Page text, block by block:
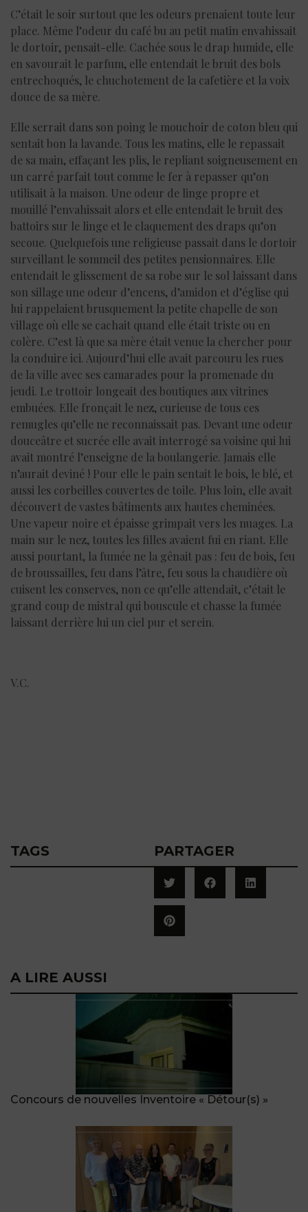
C’était le soir surtout que les odeurs prenaient toute leur
place. Même l’odeur du café bu au petit matin envahissait
le dortoir, pensait-elle. Cachée sous le drap humide, elle
en savourait le parfum, elle entendait le bruit des bols
entrechoqués, le chuchotement de la cafetière et la voix
douce de sa mère.
Elle serrait dans son poing le mouchoir de coton bleu qui
sentait bon la lavande. Tous les matins, elle le repassait
de sa main, effaçant les plis, le repliant soigneusement en
un carré parfait tout comme le fer à repasser qu’on
utilisait à la maison. Une odeur de linge propre et
mouillé l’envahissait alors et elle entendait le bruit des
battoirs sur le linge et le claquement des draps qu’on
secoue. Quelquefois une religieuse passait dans le dortoir
surveillant le sommeil des petites pensionnaires. Elle
entendait le glissement de sa robe sur le sol laissant dans
son sillage une odeur d’encens, d’amidon et d’église qui
lui rappelaient brusquement la petite chapelle de son
village où elle se cachait quand elle était triste ou en
colère. C’est là que sa mère était venue la chercher pour
la conduire ici. Aujourd’hui elle avait parcouru les rues
de la ville avec ses camarades pour la promenade du
jeudi. Le trottoir longeait des boutiques aux vitrines
embuées. Elle fronçait le nez, curieuse de tous ces
remugles qu’elle ne reconnaissait pas. Devant une odeur
douceâtre et sucrée elle avait interrogé sa voisine qui lui
avait montré l’enseigne de la boulangerie. Jamais elle
n’aurait deviné ! Pour elle le pain sentait le bois, le blé, et
aussi les corbeilles couvertes de toile. Plus loin, elle avait
découvert de vastes bâtiments aux hautes cheminées.
Une vapeur noire et épaisse grimpait vers les nuages. La
main sur le nez, toutes les filles avaient fui en riant. Elle
aussi pourtant, la fumée ne la gênait pas : feu de bois, feu
de broussailles, feu dans l’âtre, feu sous la chaudière où
cuisent les conserves, non ce qu’elle attendait, c’était le
grand coup de mistral qui bouscule et chasse la fumée
laissant derrière lui un ciel pur et serein.
V.C.
TAGS PARTAGER
A LIRE AUSSI
Concours de nouvelles Inventoire « Détour(s) »